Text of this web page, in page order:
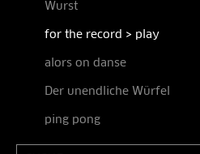
Wurst
for the record > play
alors on danse
Der unendliche Würfel
ping pong